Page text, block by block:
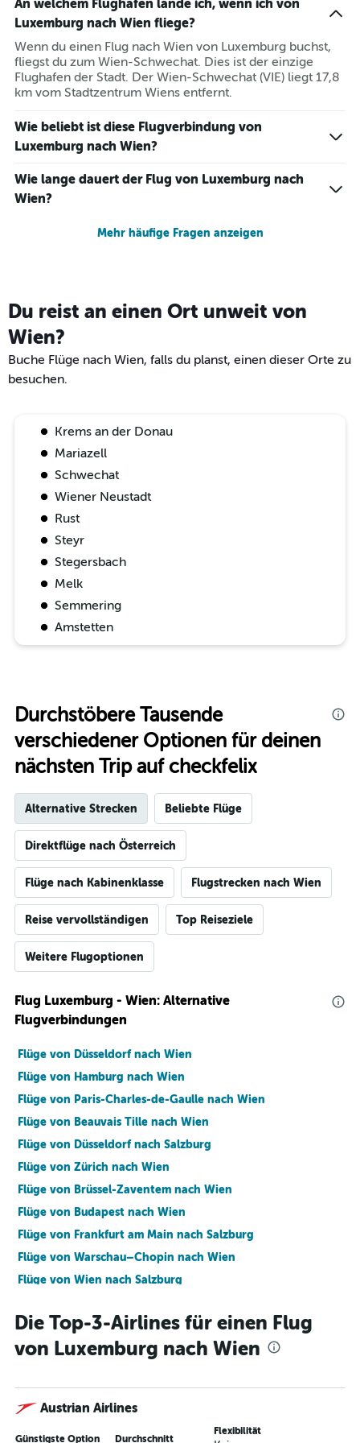
An welchem Flughafen lande ich, wenn ich von
Luxemburg nach Wien fliege?
Wenn du einen Flug nach Wien von Luxemburg buchst,
fliegst du zum Wien-Schwechat. Dies ist der einzige
Flughafen der Stadt. Der Wien-Schwechat (VIE) liegt 17,8
km vom Stadtzentrum Wiens entfernt.
Wie beliebt ist diese Flugverbindung von
Luxemburg nach Wien?
Wie lange dauert der Flug von Luxemburg nach
Wien?
Mehr häufige Fragen anzeigen
Du reist an einen Ort unweit von
Wien?
Buche Flüge nach Wien, falls du planst, einen dieser Orte zu
besuchen.
Krems an der Donau
Mariazell
Schwechat
Wiener Neustadt
Rust
Steyr
Stegersbach
Melk
Semmering
Amstetten
Durchstöbere Tausende
verschiedener Optionen für deinen
nächsten Trip auf checkfelix
Alternative Strecken Beliebte Flüge
Direktflüge nach Österreich
Flüge nach Kabinenklasse Flugstrecken nach Wien
Reise vervollständigen Top Reiseziele
Weitere Flugoptionen
Flug Luxemburg - Wien: Alternative
Flugverbindungen
Flüge von Düsseldorf nach Wien
Flüge von Hamburg nach Wien
Flüge von Paris-Charles-de-Gaulle nach Wien
Flüge von Beauvais Tille nach Wien
Flüge von Düsseldorf nach Salzburg
Flüge von Zürich nach Wien
Flüge von Brüssel-Zaventem nach Wien
Flüge von Budapest nach Wien
Flüge von Frankfurt am Main nach Salzburg
Flüge von Warschau–Chopin nach Wien
Flüge von Wien nach Salzburg
Flüge von Berlin nach Wien
Flüge von London Stansted nach Wien
Flüge von Köln nach Wien
Flüge von Berlin nach Salzburg
Flüge von Alicante nach Wien
Die Top-3-Airlines für einen Flug
von Luxemburg nach Wien
Austrian Airlines
Günstigste Option Durchschnitt
Flexibilität